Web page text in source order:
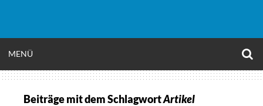
MENÜ
Beiträge mit dem SchlagwortArtikel